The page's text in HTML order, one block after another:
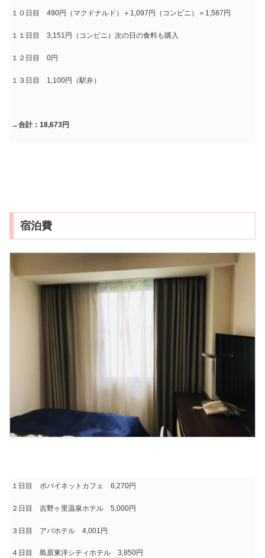
１０日目 490円（マクドナルド）＋1,097円（コンビニ）＝1,587円
１１日目 3,151円（コンビニ）次の日の食料も購入
１２日目 0円
１３日目 1,100円（駅弁）
→合計：18,673円
宿泊費
１日目 ポパイネットカフェ 6,270円
２日目 吉野ヶ里温泉ホテル 5,000円
３日目 アパホテル 4,001円
４日目 島原東洋シティホテル 3,850円